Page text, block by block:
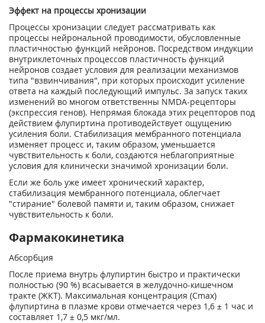
Эффект на процессы хронизации
Процессы хронизации следует рассматривать как
процессы нейрональной проводимости, обусловленные
пластичностью функций нейронов. Посредством индукции
внутриклеточных процессов пластичность функций
нейронов создает условия для реализации механизмов
типа "взвинчивания", при которых происходит усиление
ответа на каждый последующий импульс. За запуск таких
изменений во многом ответственны NMDA-рецепторы
(экспрессия генов). Непрямая блокада этих рецепторов под
действием флупиртина противодействует ощущению
усиления боли. Стабилизация мембранного потенциала
изменяет процесс и, таким образом, уменьшается
чувствительность к боли, создаются неблагоприятные
условия для клинически значимой хронизации боли.
Если же боль уже имеет хронический характер,
стабилизация мембранного потенциала, облегчает
"стирание" болевой памяти и, таким образом, снижает
чувствительность к боли.
Фармакокинетика
Абсорбция
После приема внутрь флупиртин быстро и практически
полностью (90 %) всасывается в желудочно-кишечном
тракте (ЖКТ). Максимальная концентрация (Сmах)
флупиртина в плазме крови отмечается через 1,6 ± 1 час и
составляет 1,7 ± 0,5 мкг/мл.